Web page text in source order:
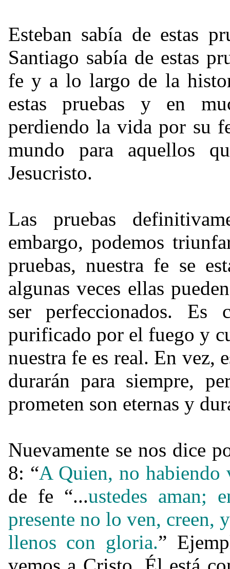
Esteban sabía de estas
Santiago sabía de estas
fe y a lo largo de la
estas pruebas y en
perdiendo la vida por su
mundo para aquellos
Jesucristo.
Las pruebas
embargo, podemos
pruebas, nuestra fe se
algunas veces ellas
ser perfeccionados.
purificado por el fuego y
nuestra fe es real. En vez,
durarán para siempre,
prometen son eternas y
Nuevamente se nos dice
8: “A Quien, no habiendo
de fe “...ustedes aman;
presente no lo ven, creen,
llenos con gloria.”